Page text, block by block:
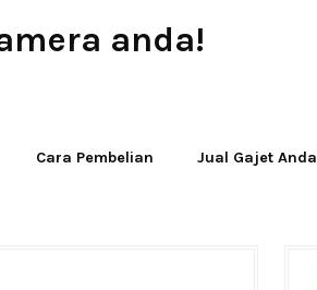
anda!
Cara Pembelian Jual Gajet Anda